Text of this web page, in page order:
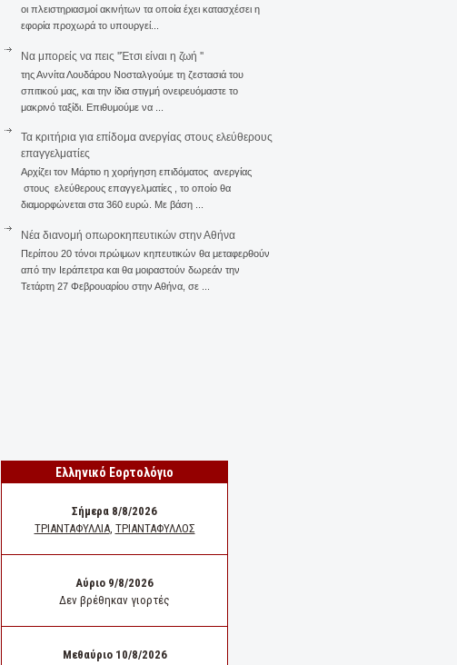
οι πλειστηριασμοί ακινήτων τα οποία έχει κατασχέσει η
εφορία προχωρά το υπουργεί...
Να μπορείς να πεις ''Έτσι είναι η ζωή ''
της Αννίτα Λουδάρου Νοσταλγούμε τη ζεστασιά του
σπιτικού μας, και την ίδια στιγμή ονειρευόμαστε το
μακρινό ταξίδι. Επιθυμούμε να ...
Τα κριτήρια για επίδομα ανεργίας στους ελεύθερους
επαγγελματίες
Αρχίζει τον Μάρτιο η χορήγηση επιδόματος ανεργίας
στους ελεύθερους επαγγελματίες , το οποίο θα
διαμορφώνεται στα 360 ευρώ. Με βάση ...
Νέα διανομή οπωροκηπευτικών στην Αθήνα
Περίπου 20 τόνοι πρώιμων κηπευτικών θα μεταφερθούν
από την Ιεράπετρα και θα μοιραστούν δωρεάν την
Τετάρτη 27 Φεβρουαρίου στην Αθήνα, σε ...